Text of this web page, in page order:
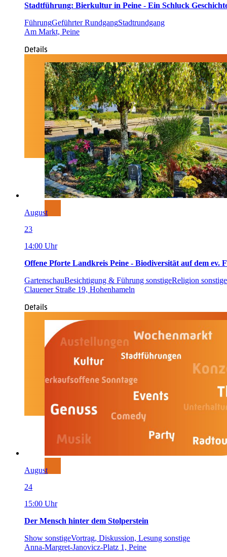
Stadtführung: Bierkultur in Peine - Ein Schluck
FührungGeführter RundgangStadtrundgang
Am Markt, Peine
Details
August
23
14:00 Uhr
Offene Pforte Landkreis Peine - Biodiversität auf dem ev.
GartenschauBesichtigung & Führung sonstigeReligion sonstige
Clauener Straße 19, Hohenhameln
Details
August
24
15:00 Uhr
Der Mensch hinter dem Stolperstein
Show sonstigeVortrag, Diskussion, Lesung sonstige
Anna-Margret-Janovicz-Platz 1, Peine